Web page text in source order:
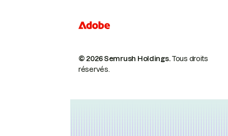
© 2026 Semrush Holdings.Tous droits
réservés.